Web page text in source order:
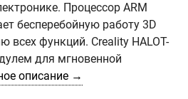
Процессор ARM
бесперебойную работу 3D
всех функций. Creality HALOT-
для мгновенной
описание →